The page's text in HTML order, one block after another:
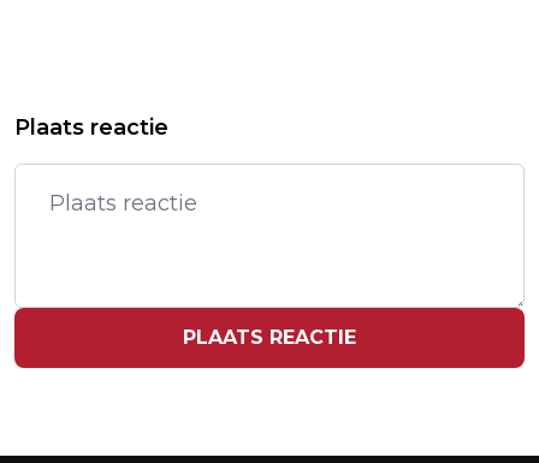
WK-LIED DNA
CANADA KOMT MET STRENGERE
REGELS VOOR SOCIALE MEDIA VOOR
KINDEREN
Plaats reactie
PLAATS REACTIE